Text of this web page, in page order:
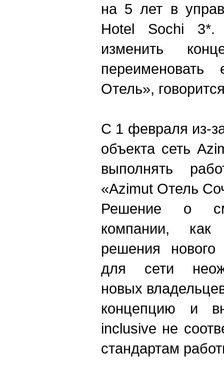
на 5 лет в
Hotel Sochi 3*.
изменить
Отель»,
С 1 февраля из-
объекта сеть
выполнять
«Azimut Отель
Решение о
компании,
решения нового
для сети
новых
концепцию и
inclusive не
стандартам